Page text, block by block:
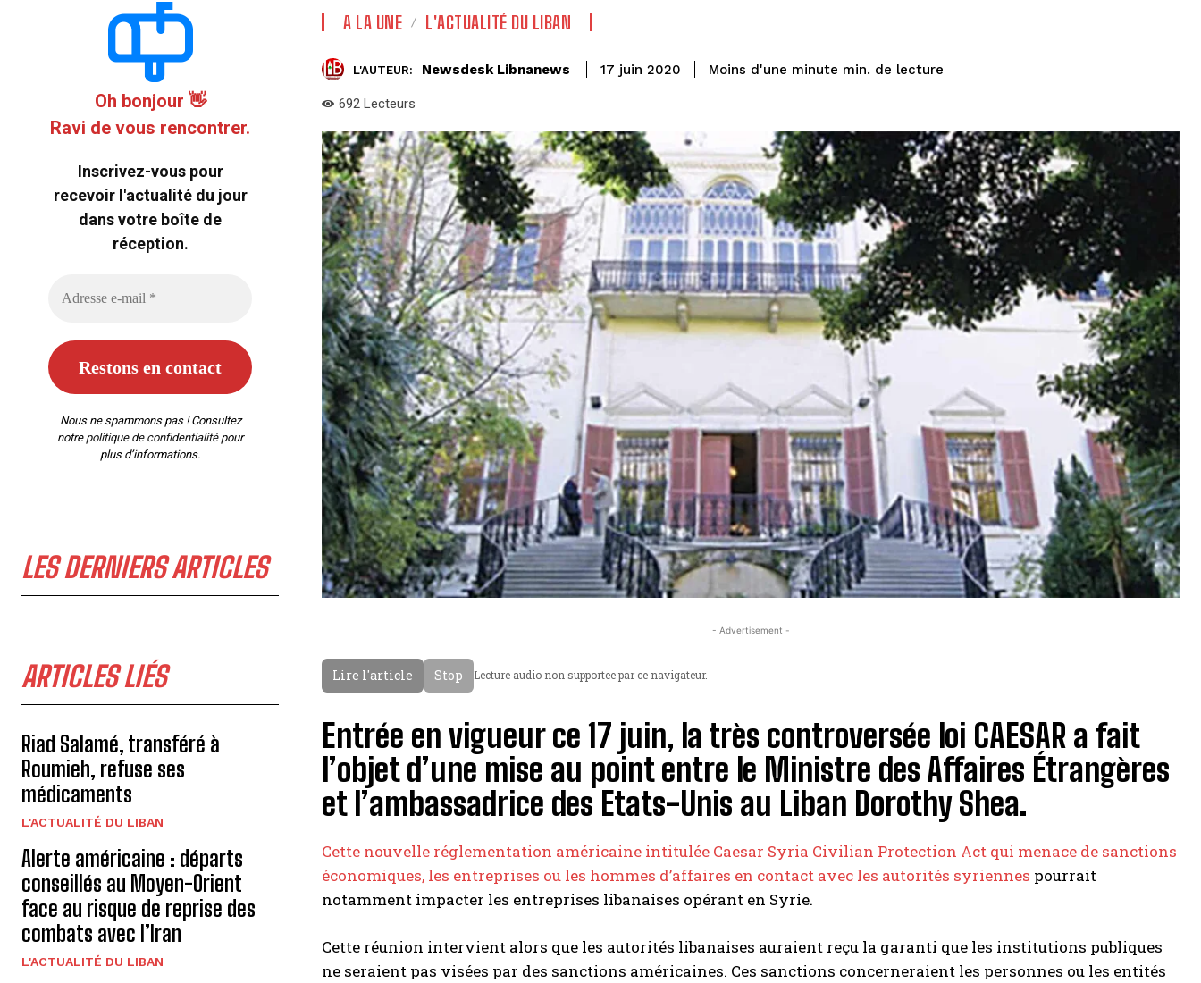
Oh bonjour 👋
Ravi de vous rencontrer.
Inscrivez-vous pour
recevoir l'actualité du jour
dans votre boîte de
réception.
Nous ne spammons pas ! Consultez
notre politique de confidentialitépour
plus d’informations.
LES DERNIERS ARTICLES
ARTICLES LIÉS
Riad Salamé, transféré à
Roumieh, refuse ses
médicaments
L'ACTUALITÉ DU LIBAN
Alerte américaine : départs
conseillés au Moyen-Orient
face au risque de reprise des
combats avec l’Iran
L'ACTUALITÉ DU LIBAN
A LA UNE L'ACTUALITÉ DU LIBAN
L'AUTEUR: Newsdesk Libnanews 17 juin 2020 Moins d'une minute min. de lecture
692 Lecteurs
- Advertisement -
Lire l'article Stop Lecture audio non supportee par ce navigateur.
Entrée en vigueur ce 17 juin, la très controversée loi CAESAR a fait
l’objet d’une mise au point entre le Ministre des Affaires Étrangères
et l’ambassadrice des Etats-Unis au Liban Dorothy Shea.
Cette nouvelle réglementation américaine intitulée Caesar Syria Civilian Protection Act qui menace de sanctions
économiques, les entreprises ou les hommes d’affaires en contact avec les autorités syriennes pourrait
notamment impacter les entreprises libanaises opérant en Syrie.
Cette réunion intervient alors que les autorités libanaises auraient reçu la garanti que les institutions publiques
ne seraient pas visées par des sanctions américaines. Ces sanctions concerneraient les personnes ou les entités